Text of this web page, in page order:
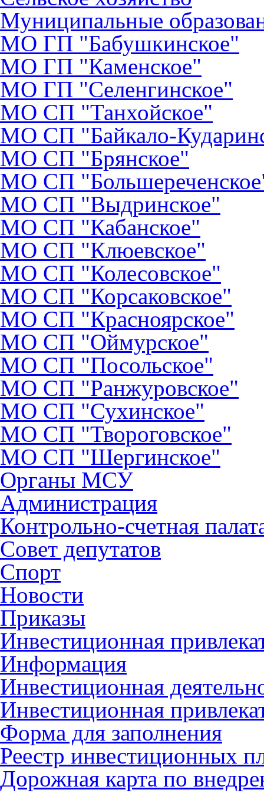
Муниципальные
МО ГП "Бабушкинское"
МО ГП "Каменское"
МО ГП "Селенгинское"
МО CП "Танхойское"
МО СП "Байкало-
МО СП "Брянское"
МО СП
МО СП "Выдринское"
МО СП "Кабанское"
МО СП "Клюевское"
МО СП "Колесовское"
МО СП "Корсаковское"
МО СП "Красноярское"
МО СП "Оймурское"
МО СП "Посольское"
МО СП "Ранжуровское"
МО СП "Сухинское"
МО СП "Твороговское"
МО СП "Шергинское"
Органы МСУ
Администрация
Контрольно-счетная
Совет депутатов
Спорт
Новости
Приказы
Инвестиционная
Информация
Инвестиционная
Инвестиционная
Форма для заполнения
Реестр инвестиционных
Дорожная карта по